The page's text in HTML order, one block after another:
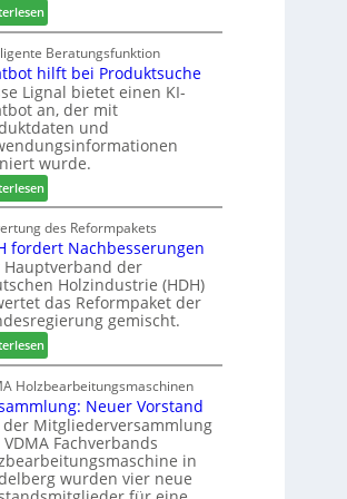
i
e
r
t
e
s
S
y
s
t
m
A
k
i
o
n
s
w
o
c
e
n
2
0
2
6
:
M
a
T
e
c
m
e
l
d
e
t
B
e
s
u
c
h
e
r
z
a
h
l
e
Beratungsfunktion
hilft bei Produktsuche
Lignal bietet einen KI-
an, der mit
und
wurde.
:
C
h
a
t
b
o
t
h
i
l
t
b
e
i
des Reformpakets
fordert Nachbesserungen
Hauptverband der
Holzindustrie (HDH)
das Reformpaket der
gemischt.
:
H
D
H
f
o
r
d
Holzbearbeitungsmaschinen
Neuer Vorstand
der Mitgliederversammlung
Fachverbands
in
wurden vier neue